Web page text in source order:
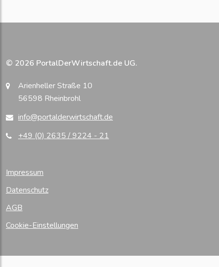
© 2026 PortalDerWirtschaft.de UG.
Arienheller Straße 10
56598 Rheinbrohl
info@portalderwirtschaft.de
+49 (0) 2635 / 9224 - 21
Impressum
Datenschutz
AGB
Cookie-Einstellungen